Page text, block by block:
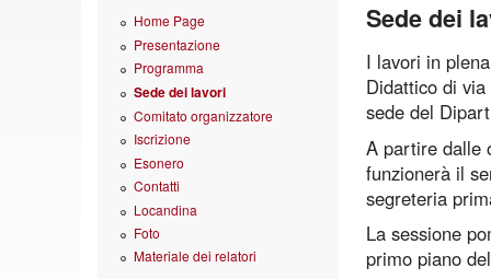
Sede dei
I lavori in
Didattico di
sede del
A partire dalle
funzionerà il
segreteria
La sessione
primo piano
Home Page
Presentazione
Programma
Sede dei lavori
Comitato organizzatore
Iscrizione
Esonero
Contatti
Locandina
Foto
Materiale dei relatori